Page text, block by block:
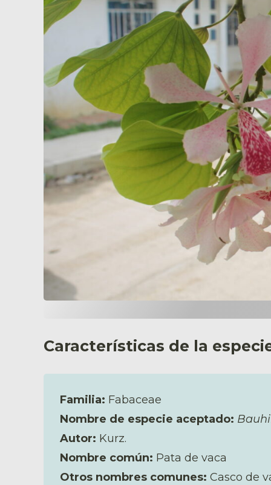
Características de la
Familia: Fabaceae
Nombre de especie aceptado:
Autor: Kurz.
Nombre común: Pata de vaca
Otros nombres comunes: Casco de